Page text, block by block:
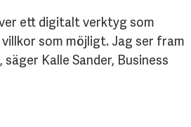
ett digitalt verktyg som
som möjligt. Jag ser fram
Kalle Sander, Business